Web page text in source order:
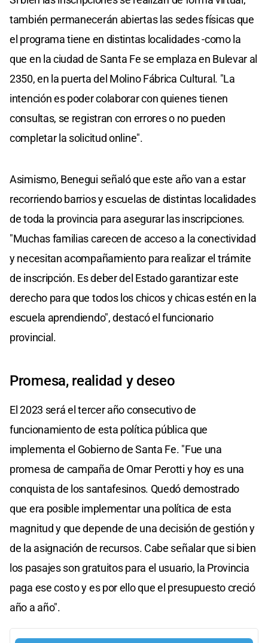
también permanecerán abiertas las sedes físicas que
el programa tiene en distintas localidades -como la
que en la ciudad de Santa Fe se emplaza en Bulevar al
2350, en la puerta del Molino Fábrica Cultural. "La
intención es poder colaborar con quienes tienen
consultas, se registran con errores o no pueden
completar la solicitud online".
Asimismo, Benegui señaló que este año van a estar
recorriendo barrios y escuelas de distintas localidades
de toda la provincia para asegurar las inscripciones.
"Muchas familias carecen de acceso a la conectividad
y necesitan acompañamiento para realizar el trámite
de inscripción. Es deber del Estado garantizar este
derecho para que todos los chicos y chicas estén en la
escuela aprendiendo", destacó el funcionario
provincial.
Promesa, realidad y deseo
El 2023 será el tercer año consecutivo de
funcionamiento de esta política pública que
implementa el Gobierno de Santa Fe. "Fue una
promesa de campaña de Omar Perotti y hoy es una
conquista de los santafesinos. Quedó demostrado
que era posible implementar una política de esta
magnitud y que depende de una decisión de gestión y
de la asignación de recursos. Cabe señalar que si bien
los pasajes son gratuitos para el usuario, la Provincia
paga ese costo y es por ello que el presupuesto creció
año a año".